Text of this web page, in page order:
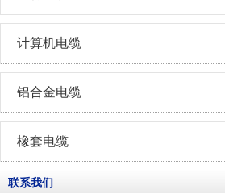
计算机电缆
铝合金电缆
橡套电缆
联系我们